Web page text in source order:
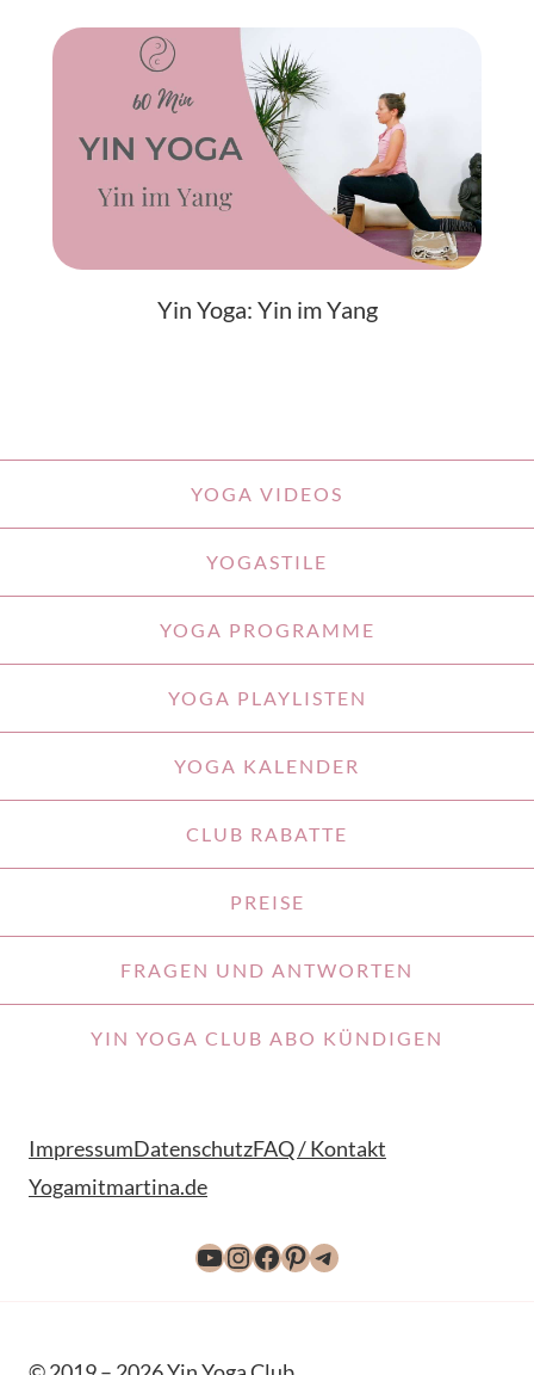
Yin Yoga: Yin im Yang
YOGA VIDEOS
YOGASTILE
YOGA PROGRAMME
YOGA PLAYLISTEN
YOGA KALENDER
CLUB RABATTE
PREISE
FRAGEN UND ANTWORTEN
YIN YOGA CLUB ABO KÜNDIGEN
ImpressumDatenschutzFAQ / Kontakt
Yogamitmartina.de
YouTube
Instagram
Facebook
Pinterest
Telegram